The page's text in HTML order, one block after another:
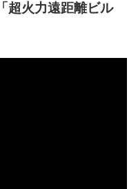
超火力遠距離ビル